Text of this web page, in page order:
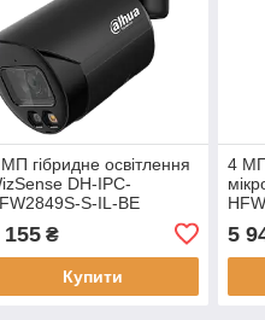
гібридне освітлення
DH-IPC-
S-IL-BE
155₴
Купити
4
5